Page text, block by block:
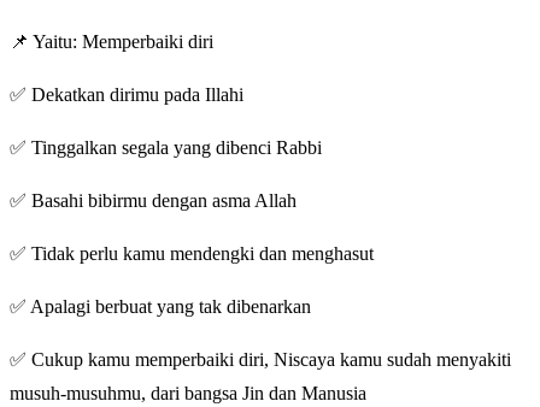
📌 Yaitu: Memperbaiki diri
✅ Dekatkan dirimu pada Illahi
✅ Tinggalkan segala yang dibenci Rabbi
✅ Basahi bibirmu dengan asma Allah
✅ Tidak perlu kamu mendengki dan menghasut
✅ Apalagi berbuat yang tak dibenarkan
✅ Cukup kamu memperbaiki diri, Niscaya kamu sudah menyakiti
musuh-musuhmu, dari bangsa Jin dan Manusia